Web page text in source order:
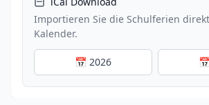
Importieren Sie die Schulferien
Kalender.
📅 2026